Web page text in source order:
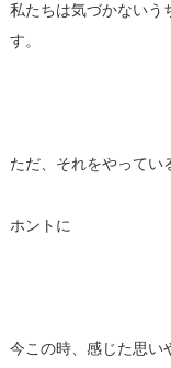
私たちは気づかないう
す。
ただ、それをやってい
ホントに
今この時、感じた思い